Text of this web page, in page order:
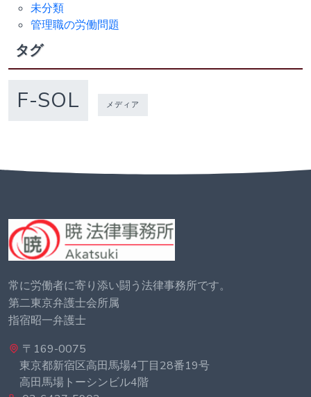
未分類
管理職の労働問題
タグ
F-SOL メディア
常に労働者に寄り添い闘う法律事務所です。
第二東京弁護士会所属
指宿昭一弁護士
〒169-0075
東京都新宿区高田馬場4丁目28番19号
高田馬場トーシンビル4階